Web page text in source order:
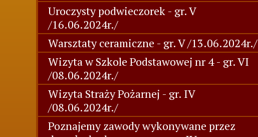
Uroczysty podwieczorek - gr. V
/16.06.2024r./
Warsztaty ceramiczne - gr. V /13.06.2024r./
Wizyta w Szkole Podstawowej nr 4 - gr. VI
/08.06.2024r./
Wizyta Straży Pożarnej - gr. IV
/08.06.2024r./
Poznajemy zawody wykonywane przez